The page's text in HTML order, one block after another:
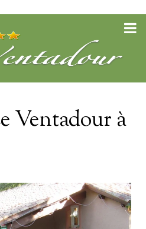
Ventadour à